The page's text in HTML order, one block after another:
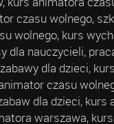
czasu wolnego,
wolnego, kurs
dla nauczycieli,
dla dzieci,
czasu
dla dzieci, kurs
warszawa,